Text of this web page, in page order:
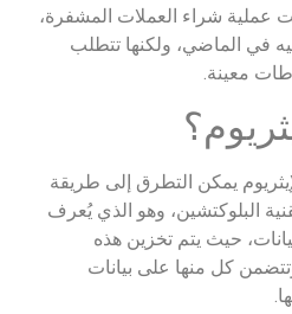
شراء العملات المشفرة،
في الماضي، ولكنها تتطلب
معينة.
يمكن التطرق إلى طريقة
البلوكتشين، وهو الذي يُعرف
حيث يتم تخزين هذه
كل منها على بيانات